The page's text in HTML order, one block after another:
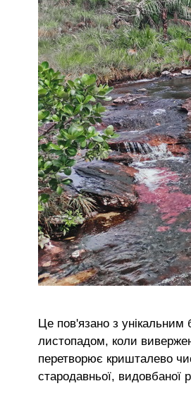
Це пов'язано з унікальним
листопадом, коли
перетворює кришталево
стародавньої, видовбаної